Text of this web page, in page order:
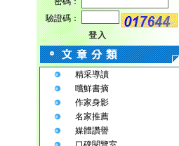
驗證碼：
登入
精采導讀
嚐鮮書摘
作家身影
名家推薦
媒體讚譽